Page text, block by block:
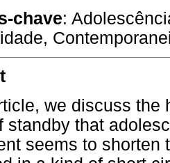
chave:
we discuss the
standby that
seems to shorten